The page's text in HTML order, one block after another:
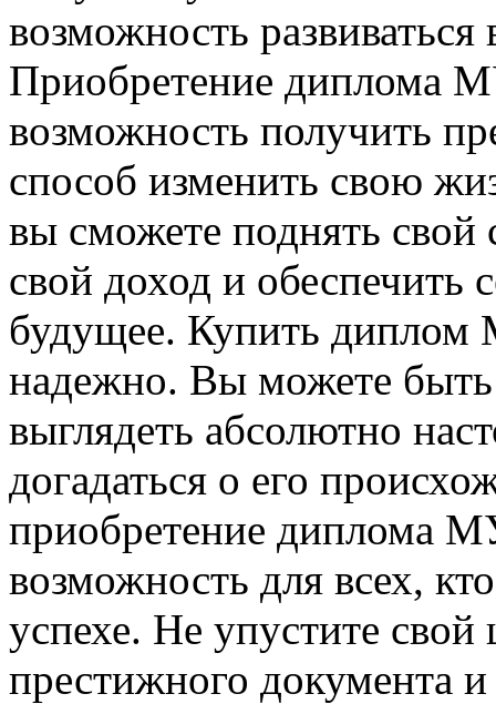
возможность
Приобретение диплома
возможность получить
способ изменить свою
вы сможете поднять свой
свой доход и обеспечить
будущее. Купить
надежно. Вы можете быть
выглядеть абсолютно
догадаться о его
приобретение диплома
возможность для всех,
успехе. Не упустите свой
престижного документа